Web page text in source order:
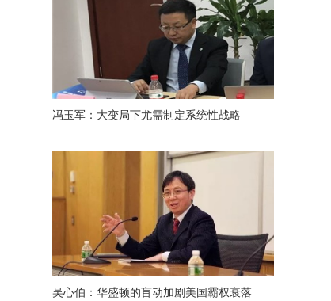
冯玉军：大变局下尤需制定系统性战略
吴心伯：华盛顿的盲动加剧美国霸权衰落